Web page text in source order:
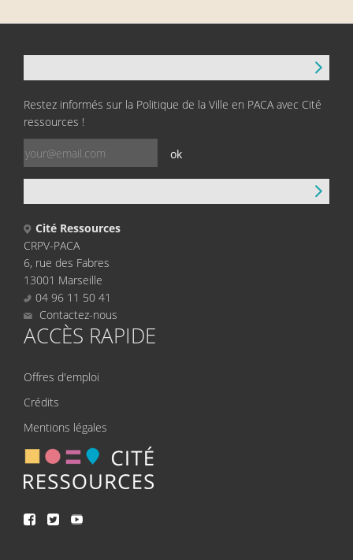
Restez informés sur la Politique de la Ville en PACA avec Cité
ressources !
ok
Cité Ressources
CRPV-PACA
6, rue des Fabres
13001 Marseille
04 96 11 50 41
Contactez-nous
ACCÈS RAPIDE
Offres d'emploi
Crédits
Mentions légales